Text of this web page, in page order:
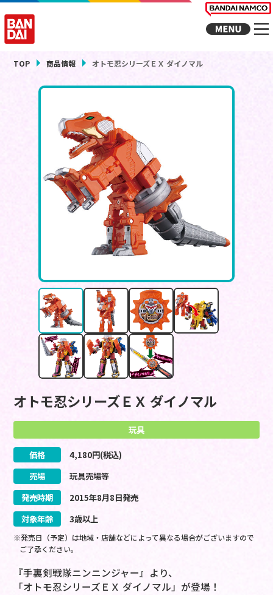
TOP 商品情報 オトモ忍シリーズＥＸ ダイノマル
オトモ忍シリーズＥＸ ダイノマル
玩具
価格 4,180円(税込)
売場
玩具売場等
発売時期
2015年8月8日発売
対象年齢
3歳以上
※発売日（予定）は地域・店舗などによって異なる場合がございますので
ご了承ください。
『手裏剣戦隊ニンニンジャー』より、
「オトモ忍シリーズＥＸ ダイノマル」が登場！